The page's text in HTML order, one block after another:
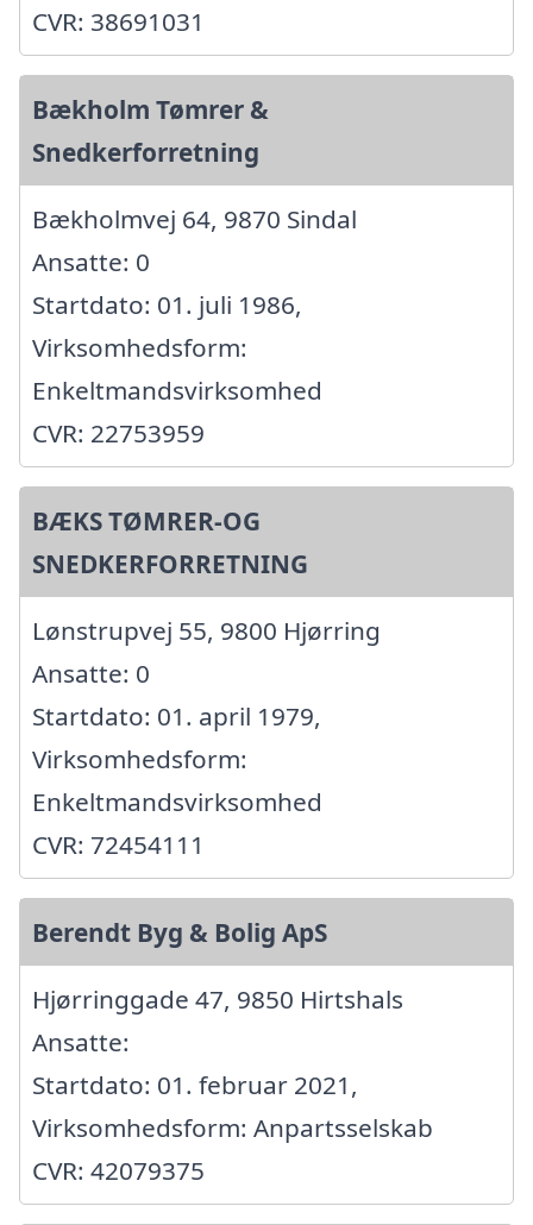
CVR: 38691031
Bækholm Tømrer &
Snedkerforretning
Bækholmvej 64, 9870 Sindal
Ansatte: 0
Startdato: 01. juli 1986,
Virksomhedsform:
Enkeltmandsvirksomhed
CVR: 22753959
BÆKS TØMRER-OG
SNEDKERFORRETNING
Lønstrupvej 55, 9800 Hjørring
Ansatte: 0
Startdato: 01. april 1979,
Virksomhedsform:
Enkeltmandsvirksomhed
CVR: 72454111
Berendt Byg & Bolig ApS
Hjørringgade 47, 9850 Hirtshals
Ansatte:
Startdato: 01. februar 2021,
Virksomhedsform: Anpartsselskab
CVR: 42079375